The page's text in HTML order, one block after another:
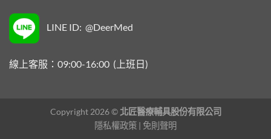
LINE ID: @DeerMed
線上客服：09:00-16:00 (上班日)
Copyright 2026 © 北匠醫療輔具股份有限公司
隱私權政策 | 免則聲明